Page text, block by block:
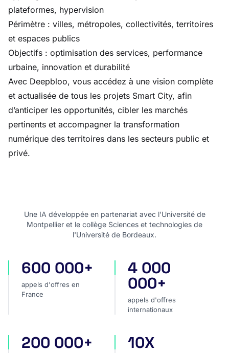
plateformes, hypervision
Périmètre : villes, métropoles, collectivités, territoires
et espaces publics
Objectifs : optimisation des services, performance
urbaine, innovation et durabilité
Avec Deepbloo, vous accédez à une vision complète
et actualisée de tous les projets Smart City, afin
d’anticiper les opportunités, cibler les marchés
pertinents et accompagner la transformation
numérique des territoires dans les secteurs public et
privé.
Une IA développée en partenariat avec l'Université de
Montpellier et le collège Sciences et technologies de
l'Université de Bordeaux.
appels d'offres en France
600 000+
appels d'offres en
France
appels d'offres
4 000
000+
appels d'offres
internationaux
projets privés
200 000+ plus rapide pour analyser
10X